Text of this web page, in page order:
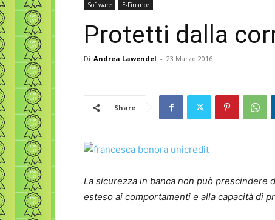
Software E-Finance
Protetti dalla
Di Andrea Lawendel - 23 Marzo 2016
Share
La sicurezza in banca non può prescindere
esteso ai comportamenti e alla capacità di